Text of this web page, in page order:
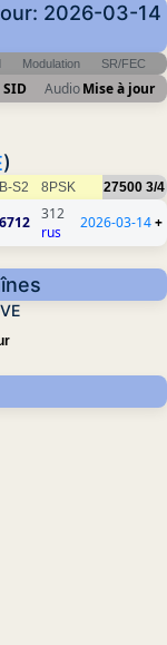
2026-03-14
Modulation SR/FEC
SID AudioMise à jour
)
S2 8PSK 27500 3/4
312
rus
2026-03-14+